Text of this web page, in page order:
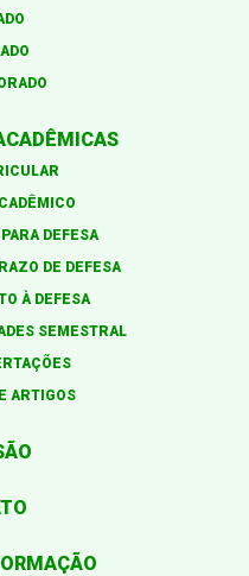
DEFESA
DE DEFESA
À DEFESA
SEMESTRAL
ARTIGOS